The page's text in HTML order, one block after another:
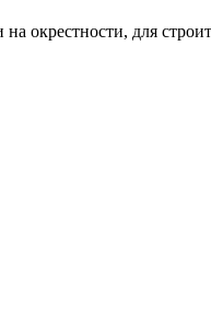
для